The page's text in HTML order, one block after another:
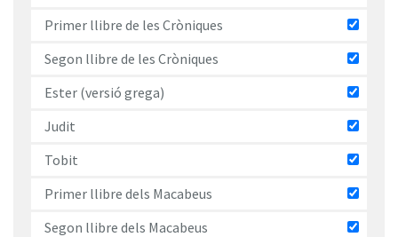
Primer llibre de les Cròniques
Segon llibre de les Cròniques
Ester (versió grega)
Judit
Tobit
Primer llibre dels Macabeus
Segon llibre dels Macabeus